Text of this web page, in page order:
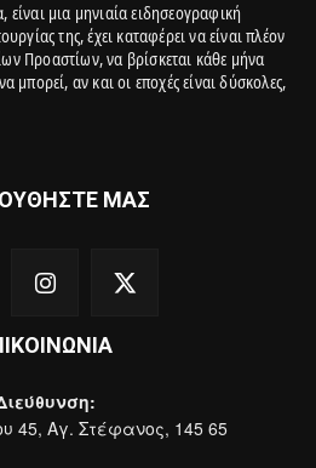
μια μηνιαία ειδησεογραφική
της, έχει καταφέρει να είναι πλέον
Προαστίων, να βρίσκεται κάθε μήνα
μπορεί, αν και οι εποχές είναι δύσκολες,
ΜΑΣ
45, Αγ. Στέφανος, 145 65